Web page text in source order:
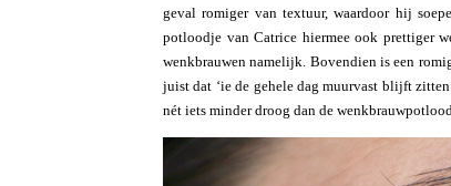
geval romiger van textuur, waardoor hij
potloodje van Catrice hiermee ook prettiger
wenkbrauwen namelijk. Bovendien is een
juist dat ‘ie de gehele dag muurvast blijft
nét iets minder droog dan de